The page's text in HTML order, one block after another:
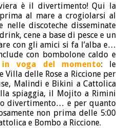
è il divertimento! Qui la
al mare a crogiolarsi al
discoteche disseminate
cene a base di pesce e un
con gli amici si fa l’alba e…
con bombolone caldo e
voga del momento: le
Villa delle Rose a Riccione per
Malindi e Bikini a Cattolica
spiaggia, il Mojito a Rimini
divertimento… e per quanto
non prima delle 5:00
e Bombo a Riccione.